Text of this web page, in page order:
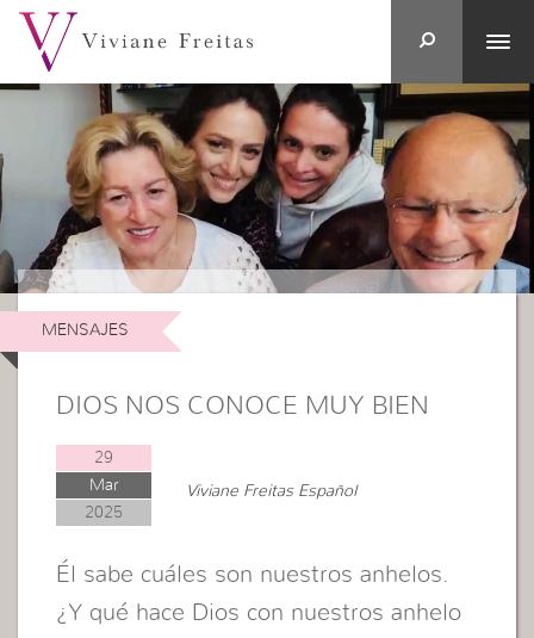
MENSAJES
DIOS NOS CONOCE MUY BIEN
29
Mar
2025
Viviane Freitas Español
Él sabe cuáles son nuestros anhelos.
¿Y qué hace Dios con nuestros anhelo